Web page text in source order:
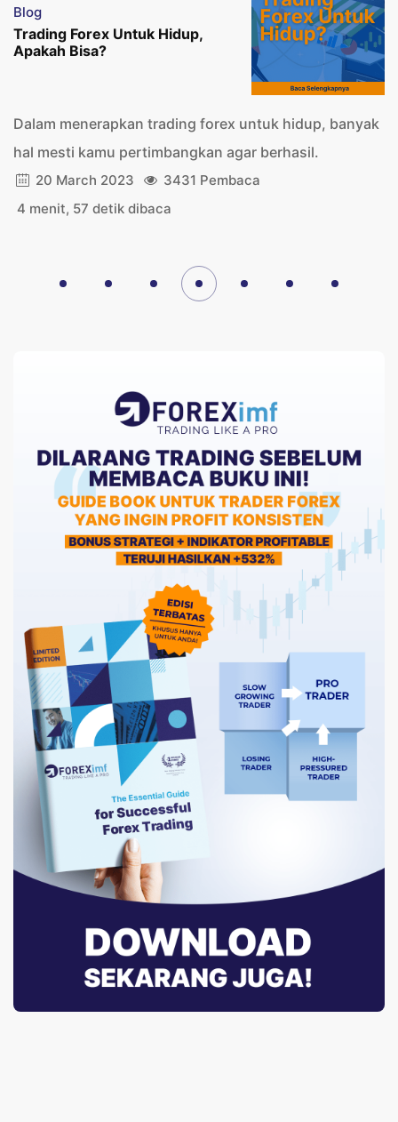
Blog
Trading Forex Untuk Hidup,
Apakah Bisa?
Dalam menerapkan trading forex untuk hidup, banyak
hal mesti kamu pertimbangkan agar berhasil.
20 March 2023
3431 Pembaca
4 menit, 57 detik dibaca